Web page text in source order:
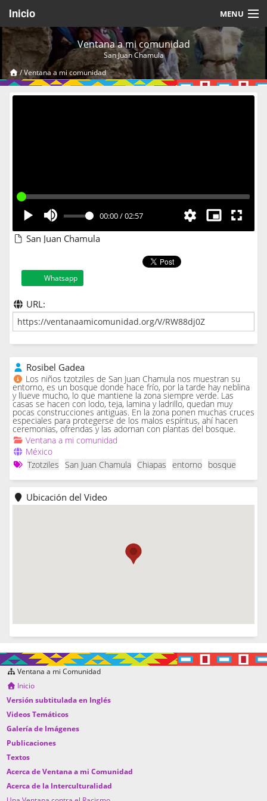
Inicio MENU
Acerca de
Videos Temáticos
Cerrar Sesión
Ventana a mi comunidad
San Juan Chamula
/Ventana a mi comunidad
00:00/02:57
San Juan Chamula
Whatsapp
URL:
Rosibel Gadea
Los niños tzotziles de San Juan Chamula nos muestran su
entorno, es un bosque donde hace frío, por la tarde hay neblina
y llueve mucho, lo que mantiene la zona siempre verde. Las
casas se hacen con lodo, teja, lamina y ladrillo, quedan muy
pocas construcciones antiguas. En la zona ponen muchas cruces
especiales para protegerse de los malos espíritus, ahí hacen
ceremonias, ofrendas y las adornan con plantas del bosque.
Ventana a mi comunidad
México
Tzotziles
San Juan Chamula Chiapas entorno bosque
Ubicación del Video
Ventana a mi Comunidad
Inicio
Versión subtitulada en Inglés
Videos Temáticos
Galería de Imágenes
Publicaciones
Textos
Acerca de Ventana a mi Comunidad
Acerca de la Interculturalidad